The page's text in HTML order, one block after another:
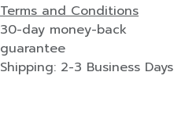
Terms and Conditions
30-day money-back
guarantee
Shipping: 2-3 Business Days